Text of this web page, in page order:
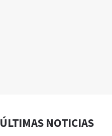
ÚLTIMAS NOTICIAS